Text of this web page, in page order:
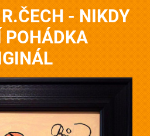
- NIKDY
POHÁDKA